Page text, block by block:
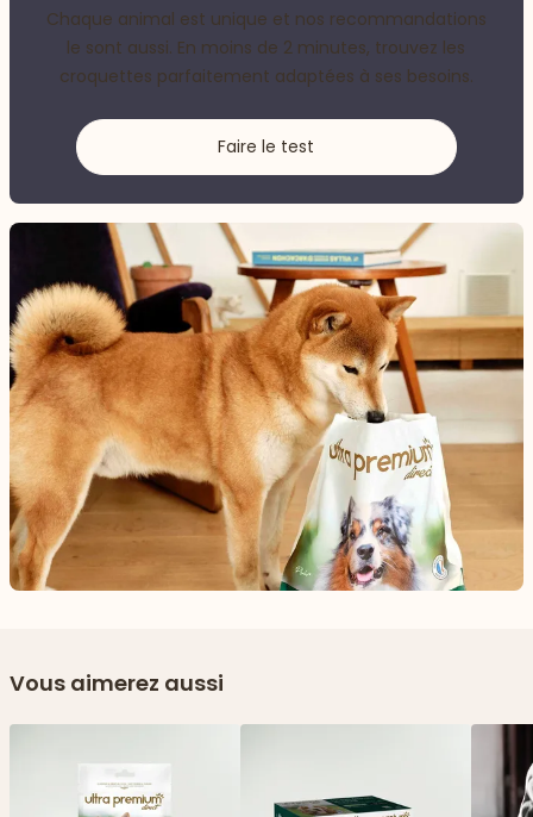
Chaque animal est unique et nos recommandations
le sont aussi. En moins de 2 minutes, trouvez les
croquettes parfaitement adaptées à ses besoins.
Faire le test
Vous aimerez aussi